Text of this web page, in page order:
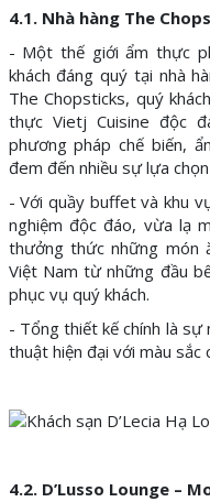
4.1. Nhà hàng The
- Một thế giới ẩm thực
khách đáng quý tại nhà
The Chopsticks, quý
thực Vietj Cuisine độc
phương pháp chế biến,
đem đến nhiều sự lựa
- Với quầy buffet và khu
nghiệm độc đáo, vừa lạ
thưởng thức những món
Việt Nam từ những đầu
phục vụ quý khách.
- Tổng thiết kế chính là sự
thuật hiện đại với màu sắc
4.2. D’Lusso Lounge –